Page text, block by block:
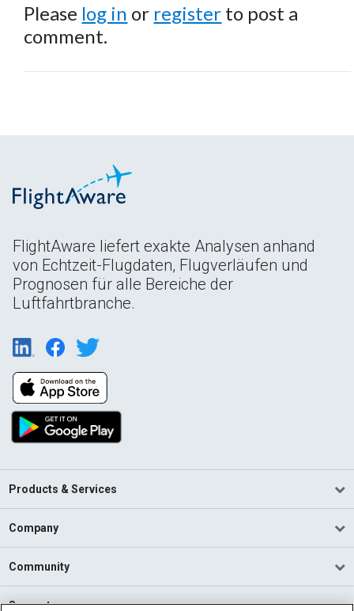
Please log in or register to post a
comment.
FlightAware liefert exakte Analysen anhand
von Echtzeit-Flugdaten, Flugverläufen und
Prognosen für alle Bereiche der
Luftfahrtbranche.
Products & Services
Company
Community
Support